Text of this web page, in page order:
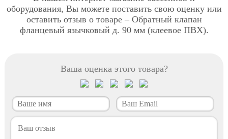
оборудования, Вы можете поставить свою оценку или
оставить отзыв о товаре – Обратный клапан
фланцевый язычковый д. 90 мм (клеевое ПВХ).
Ваша оценка этого товара?